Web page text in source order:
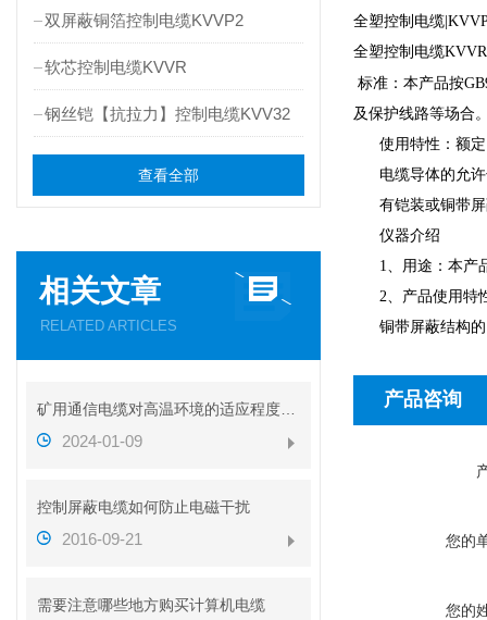
双屏蔽铜箔控制电缆KVVP2
软芯控制电缆KVVR
钢丝铠【抗拉力】控制电缆KVV32
查看全部
相关文章
RELATED ARTICLES
2024-01-09
控制屏蔽电缆如何防止电磁干扰
2016-09-21
需要注意哪些地方购买计算机电缆
全塑控制电缆
全塑控制电缆
标准：本产品按
及保护线路等场合
使用特性：额
电缆导体的允
有铠装或铜带
仪器介绍
1、用途：本产
2、产品使用特
铜带屏蔽结构
产品咨询
您的
您的